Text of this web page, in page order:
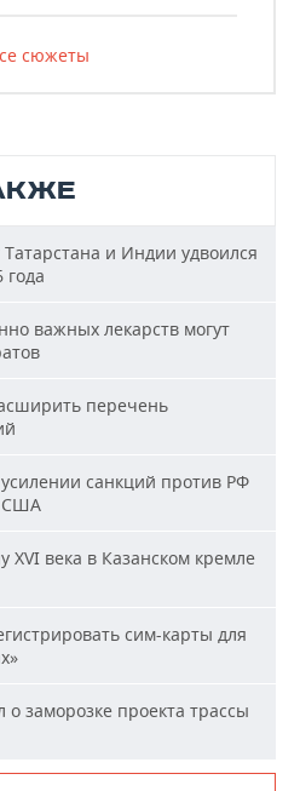
сюжеты
и Индии удвоился
года
важных лекарств могут
перечень
санкций против РФ
США
XVI века в Казанском кремле
сим-карты для
о заморозке проекта трассы